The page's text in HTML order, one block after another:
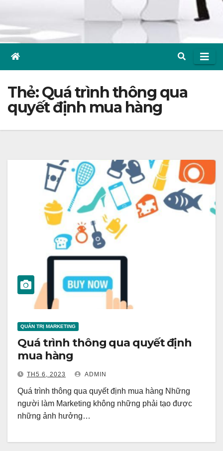
Thẻ:Quá trình thông qua
quyết định mua hàng
QUẢN TRỊ MARKETING
Quá trình thông qua quyết định
mua hàng
TH5 6, 2023 ADMIN
Quá trình thông qua quyết định mua hàng Những
người làm Marketing không những phải tạo được
những ảnh hưởng…